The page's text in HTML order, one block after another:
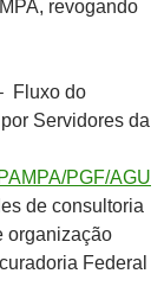
revogando
Fluxo do
Servidores da
PGF/AGU
de consultoria
organização
Federal